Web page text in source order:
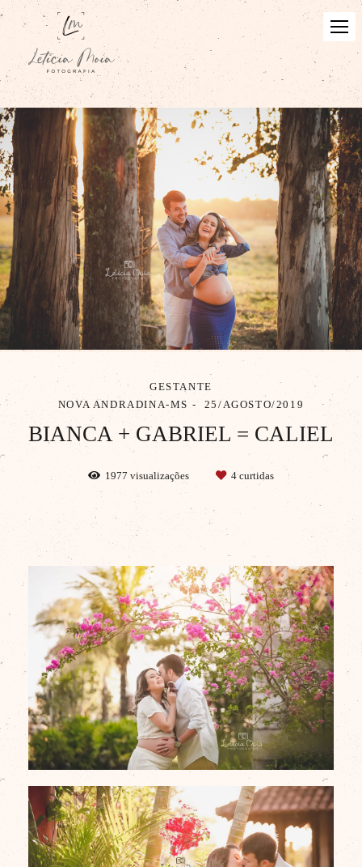
GESTANTE
NOVA ANDRADINA-MS
25/AGOSTO/2019
BIANCA + GABRIEL = CALIEL
1977 visualizações 4curtidas